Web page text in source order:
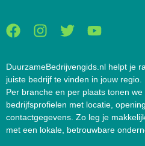
DuurzameBedrijvengids.nl helpt je
juiste bedrijf te vinden in jouw regio.
Per branche en per plaats tonen
bedrijfsprofielen met locatie,
contactgegevens. Zo leg je
met een lokale, betrouwbare